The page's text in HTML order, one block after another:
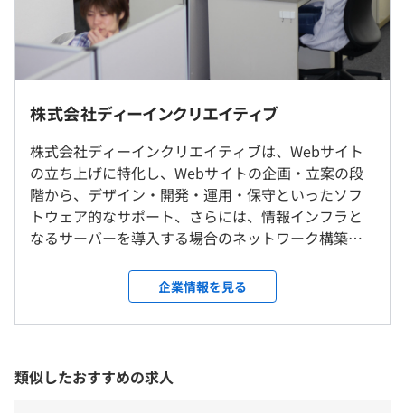
未経験の方や経験の浅い方は経験豊富な先輩方が、OJT形
式で親切丁寧に教えてくれます。
プログラマやSEであっても、他の業務（ネットワークエ
ンジニア・サーバーエンジニア）への技術転換がしやすい
Webサイト作成業務が多く、確認作業があるため基本的
にはシェア率の高いWindowsです。
ですが、Macも使えます。
社内もしくはお客様先での勤務となります。
＜雇入時＞
東京本社、および自宅
＜変更範囲＞
会社の定める場所（テレワークをおこなう場所を含む）
受動喫煙防止措置に関する事項
従業員に対する受動喫煙対策：あり
9：00～18：00 または 9：30～18：30などのように1
休憩時間：12：30〜13：30
・土日祝日
・有給休暇（入社半年後に10日間）
・通勤交通費支給
株式会社ディーインクリエイティブ
株式会社ディーインクリエイティブは、Webサイト
の立ち上げに特化し、Webサイトの企画・立案の段
階から、デザイン・開発・運用・保守といったソフ
トウェア的なサポート、さらには、情報インフラと
なるサーバーを導入する場合のネットワーク構築・
トをサポートする企業です。 クライアントのサポー
トとして作業することが多いため、表立って目立つ
ことはありませんが、大手ネットスーパーやその他
要サービスとして稼働し続けています。たとえ目立た
なくても、誇りに思える・自慢できるような大きな
企業情報を見る
類似したおすすめの求人